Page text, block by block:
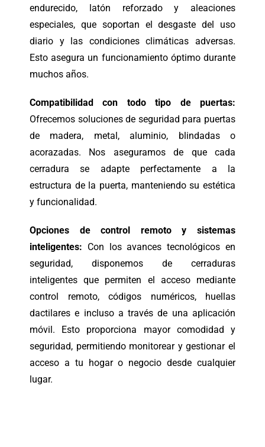
endurecido, latón reforzado y aleaciones
especiales, que soportan el desgaste del uso
diario y las condiciones climáticas adversas.
Esto asegura un funcionamiento óptimo durante
muchos años.
Compatibilidad con todo tipo de puertas:
Ofrecemos soluciones de seguridad para puertas
de madera, metal, aluminio, blindadas o
acorazadas. Nos aseguramos de que cada
cerradura se adapte perfectamente a la
estructura de la puerta, manteniendo su estética
y funcionalidad.
Opciones de control remoto y sistemas
inteligentes: Con los avances tecnológicos en
seguridad, disponemos de cerraduras
inteligentes que permiten el acceso mediante
control remoto, códigos numéricos, huellas
dactilares e incluso a través de una aplicación
móvil. Esto proporciona mayor comodidad y
seguridad, permitiendo monitorear y gestionar el
acceso a tu hogar o negocio desde cualquier
lugar.